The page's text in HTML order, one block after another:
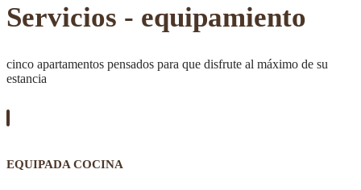
Servicios - equipamiento
cinco apartamentos pensados para que disfrute al máximo de su
estancia
EQUIPADA COCINA